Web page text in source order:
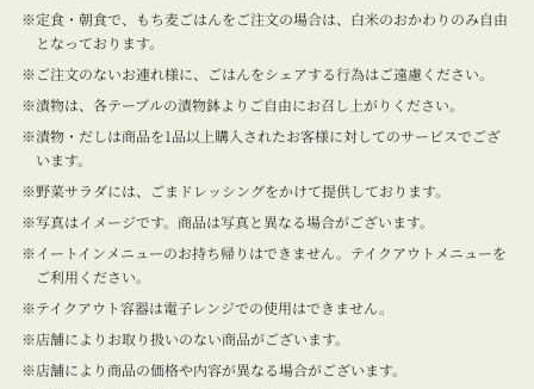
定食・朝食で、もち麦ごはんをご注文の場合は、白米のおかわりのみ自由
となっております。
ご注文のないお連れ様に、ごはんをシェアする行為はご遠慮ください。
漬物は、各テーブルの漬物鉢よりご自由にお召し上がりください。
漬物・だしは商品を1品以上購入されたお客様に対してのサービスでござ
います。
野菜サラダには、ごまドレッシングをかけて提供しております。
写真はイメージです。商品は写真と異なる場合がございます。
イートインメニューのお持ち帰りはできません。テイクアウトメニューを
ご利用ください。
テイクアウト容器は電子レンジでの使用はできません。
店舗によりお取り扱いのない商品がございます。
店舗により商品の価格や内容が異なる場合がございます。